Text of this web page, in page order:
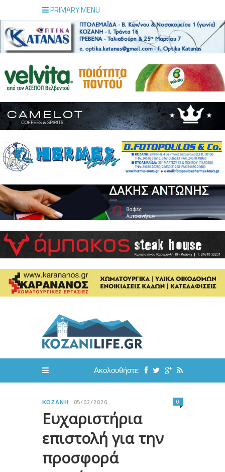
PRIMARY MENU
Ακολουθήστε:
ΚΟΖΆΝΗ 05/02/2026
Ευχαριστήρια
επιστολή για την
προσφορά
0